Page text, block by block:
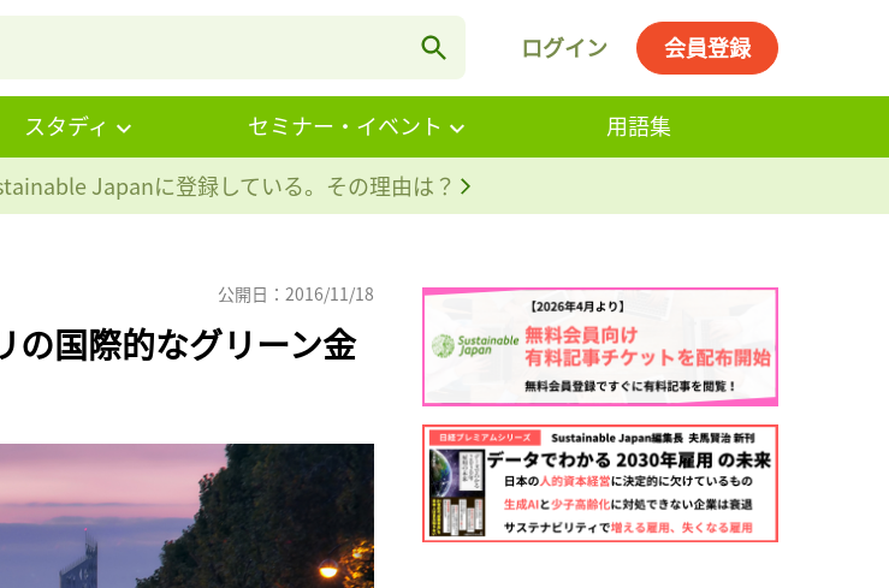
ログイン 会員登録
スタディ セミナー・イベント
用語集
Japanに登録している。その理由は？
公開日：2016/11/18
の国際的なグリーン金